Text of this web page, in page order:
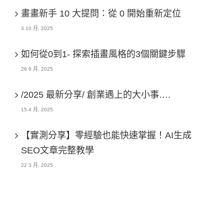
畫畫新手 10 大提問：從 0 開始重新定位
3 10 月, 2025
如何從0到1- 探索插畫風格的3個關鍵步驟
26 9 月, 2025
/2025 最新分享/ 創業遇上的大小事….
15 4 月, 2025
【實測分享】零經驗也能快速掌握！AI生成
SEO文章完整教學
22 3 月, 2025